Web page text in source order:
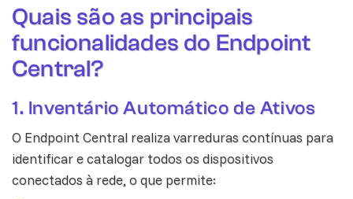
Quais são as principais
funcionalidades do Endpoint
Central?
1. Inventário Automático de Ativos
O Endpoint Central realiza varreduras contínuas para
identificar e catalogar todos os dispositivos
conectados à rede, o que permite: